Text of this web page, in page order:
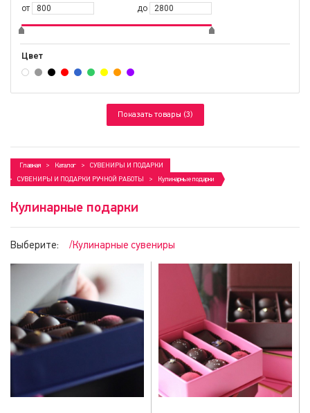
от
до
Цвет
Показать товары (3)
Главная Каталог
СУВЕНИРЫ И ПОДАРКИ
СУВЕНИРЫ И ПОДАРКИ РУЧНОЙ РАБОТЫ
Кулинарные подарки
Кулинарные подарки
Выберите: /Кулинарные сувениры